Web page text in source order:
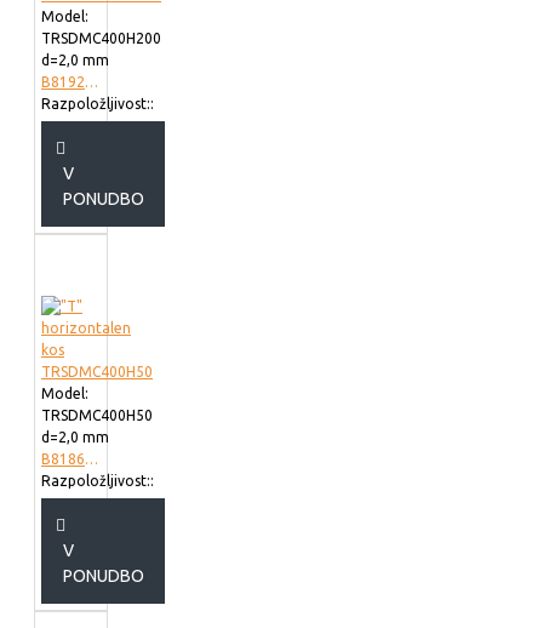
Model:
TRSDMC400H200
d=2,0 mm
B819240
Razpoložljivost::
V
PONUDBO
Model:
TRSDMC400H50
d=2,0 mm
B818640
Razpoložljivost::
V
PONUDBO